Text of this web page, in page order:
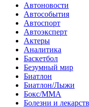
Автоновости
Автособытия
Автоспорт
Автоэксперт
Актеры
Аналитика
Баскетбол
Безумный мир
Биатлон
Биатлон/Лыжи
Бокс/MMA
Болезни и